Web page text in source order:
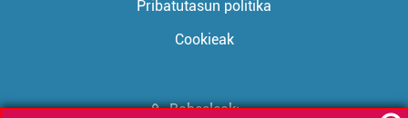
Pribatutasun politika
Cookieak
Babesleak: